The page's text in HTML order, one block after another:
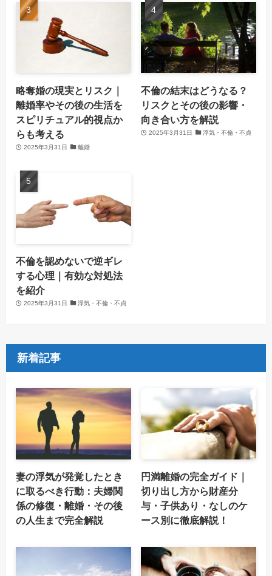
略奪婚の現実とリスク｜
離婚率やその後の生活を
スピリチュアル的視点か
らも考える
2025年3月31日 離婚
不倫の結末はどうなる？
リスクとその後の影響・
向き合い方を解説
2025年3月31日 浮気・不倫・不貞
不倫を認めないで逆ギレ
する心理｜有効な対処法
を紹介
2025年3月31日 浮気・不倫・不貞
新着記事
妻の浮気が発覚したとき
に取るべき行動：夫婦関
係の修復・離婚・その後
の人生まで完全解説
円満離婚の完全ガイド｜
切り出し方から財産分
与・子供あり・なしのケ
ース別に徹底解説！